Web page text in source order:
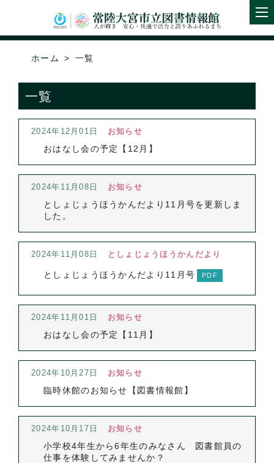
ホーム 一覧
一覧
2024年12月01日 お知らせ
おはなし会の予定【12月】
2024年11月08日 お知らせ
としょじょうほうかんだより11月号を更新しま
した。
2024年11月08日 としょじょうほうかんだより
としょじょうほうかんだより11月号
2024年11月01日 お知らせ
おはなし会の予定【11月】
2024年10月27日 お知らせ
臨時休館のお知らせ【図書情報館】
2024年10月17日 お知らせ
小学校4年生から6年生のみなさん 図書館員の
仕事を体験してみませんか？